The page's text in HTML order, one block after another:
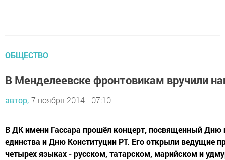
ОБЩЕСТВО
В Менделеевске фронтовикам вручили
автор, 7 ноября 2014 - 07:10
В ДК имени Гассара прошёл концерт, посвященный Дню
единства и Дню Конституции РТ. Его открыли ведущие
четырех языках - русском, татарском, марийском и